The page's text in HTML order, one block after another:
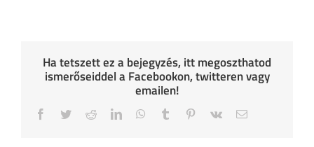
Ha tetszett ez a bejegyzés, itt megoszthatod
ismerőseiddel a Facebookon, twitteren vagy
emailen!
Facebook
TwitterRedditLinkedInWhatsApp
Tumblr Pinterest
Vk Email